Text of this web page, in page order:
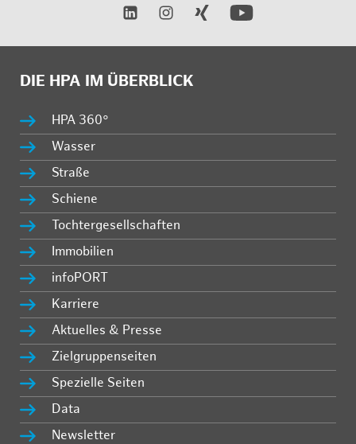
DIE HPA IM ÜBERBLICK
HPA 360°
Wasser
Straße
Schiene
Tochtergesellschaften
Immobilien
infoPORT
Karriere
Aktuelles & Presse
Zielgruppenseiten
Spezielle Seiten
Data
Newsletter